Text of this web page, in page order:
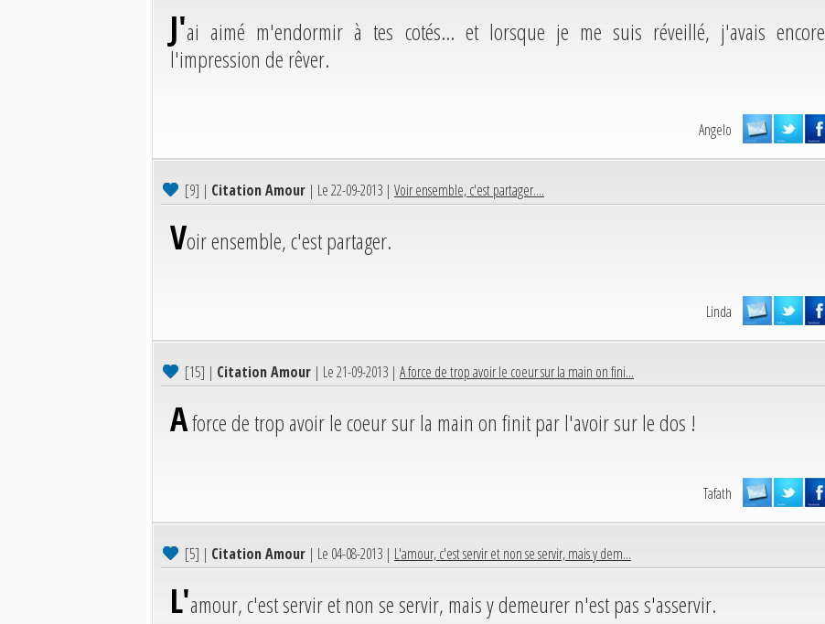
J'ai aimé m'endormir à tes cotés... et lorsque je me suis réveillé, j'avais encore
l'impression de rêver.
Angelo
[9] | Citation Amour | Le 22-09-2013 | Voir ensemble, c'est partager....
Voir ensemble, c'est partager.
Linda
[15] | Citation Amour | Le 21-09-2013 | A force de trop avoir le coeur sur la main on fini...
Aforce de trop avoir le coeur sur la main on finit par l'avoir sur le dos !
Tafath
[5] | Citation Amour | Le 04-08-2013 | L'amour, c'est servir et non se servir, mais y dem...
L'amour, c'est servir et non se servir, mais y demeurer n'est pas s'asservir.